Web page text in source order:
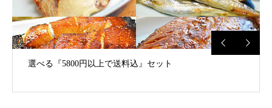
選べる『5800円以上で送料込』セット